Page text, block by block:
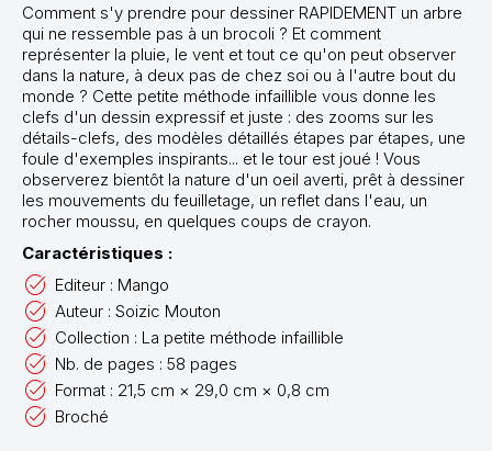
Comment s'y prendre pour dessiner RAPIDEMENT un arbre
qui ne ressemble pas à un brocoli ? Et comment
représenter la pluie, le vent et tout ce qu'on peut observer
dans la nature, à deux pas de chez soi ou à l'autre bout du
monde ? Cette petite méthode infaillible vous donne les
clefs d'un dessin expressif et juste : des zooms sur les
détails-clefs, des modèles détaillés étapes par étapes, une
foule d'exemples inspirants... et le tour est joué ! Vous
observerez bientôt la nature d'un oeil averti, prêt à dessiner
les mouvements du feuilletage, un reflet dans l'eau, un
rocher moussu, en quelques coups de crayon.
Caractéristiques :
Editeur : Mango
Auteur : Soizic Mouton
Collection : La petite méthode infaillible
Nb. de pages : 58 pages
Format : 21,5 cm × 29,0 cm × 0,8 cm
Broché